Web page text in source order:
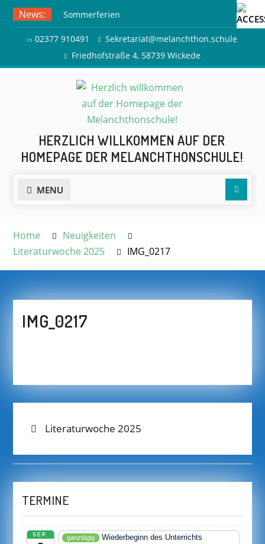
Skip
content
News:
Sommerferien
Ausflug zur Freilichtbühne
Herdringen
02377 910491
Sekretariat@melanchthon.schule
Friedhofstraße 4, 58739 Wickede
HERZLICH WILLKOMMEN AUF DER
HOMEPAGE DER MELANCHTHONSCHULE!
MENU
Home
Neuigkeiten
Literaturwoche 2025
IMG_0217
IMG_0217
BEITRAGS-
Previous
Literaturwoche 2025
TERMINE
SEP. ganztägig Wiederbeginn des Unterrichts